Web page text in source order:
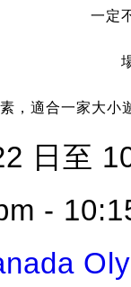
一定
，適合一家大小
日至
-